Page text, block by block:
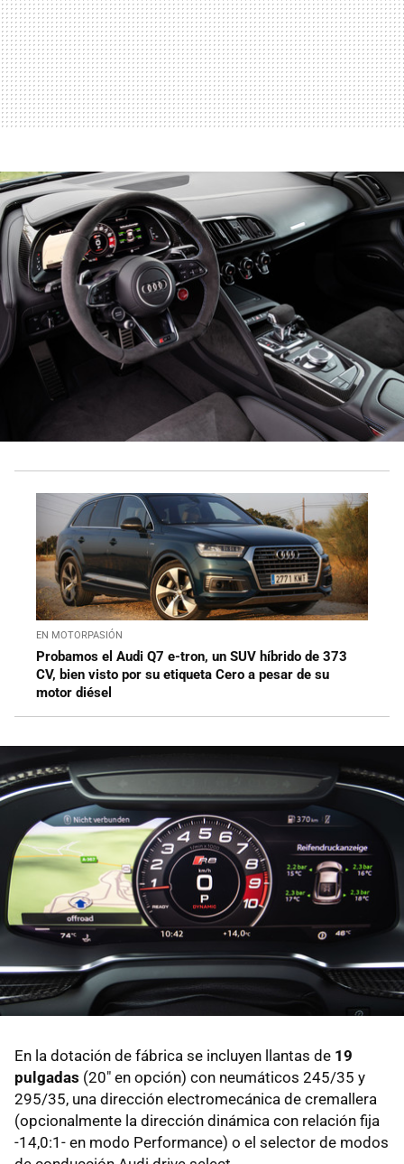
EN MOTORPASIÓN
Probamos el Audi Q7 e-tron, un SUV híbrido de 373
CV, bien visto por su etiqueta Cero a pesar de su
motor diésel
En la dotación de fábrica se incluyen llantas de 19
pulgadas (20" en opción) con neumáticos 245/35 y
295/35, una dirección electromecánica de cremallera
(opcionalmente la dirección dinámica con relación fija
-14,0:1- en modo Performance) o el selector de modos